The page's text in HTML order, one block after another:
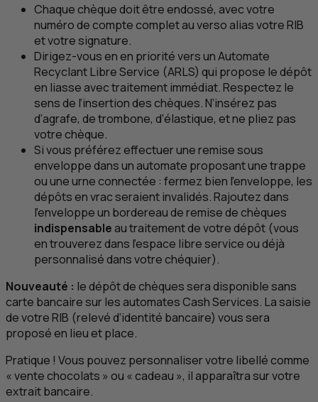
Chaque chèque doit être endossé, avec votre
numéro de compte complet au verso alias votre RIB
et votre signature.
Dirigez-vous en en priorité vers un Automate
Recyclant Libre Service (ARLS) qui propose le dépôt
en liasse avec traitement immédiat. Respectez le
sens de l’insertion des chèques. N’insérez pas
d’agrafe, de trombone, d’élastique, et ne pliez pas
votre chèque.
Si vous préférez effectuer une remise sous
enveloppe dans un automate proposant une trappe
ou une urne connectée : fermez bien l’enveloppe, les
dépôts en vrac seraient invalidés. Rajoutez dans
l’enveloppe un bordereau de remise de chèques
indispensableau traitement de votre dépôt (vous
en trouverez dans l’espace libre service ou déjà
personnalisé dans votre chéquier).
Nouveauté : le dépôt de chèques sera disponible sans
carte bancaire sur les automates Cash Services. La saisie
de votre RIB (relevé d’identité bancaire) vous sera
proposé en lieu et place.
Pratique ! Vous pouvez personnaliser votre libellé comme
« vente chocolats » ou « cadeau », il apparaîtra sur votre
extrait bancaire.